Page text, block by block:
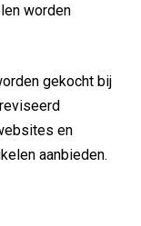
worden
gekocht bij
en
aanbieden.